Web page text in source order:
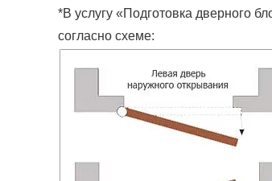
*В услугу «Подготовка дверного
согласно схеме: